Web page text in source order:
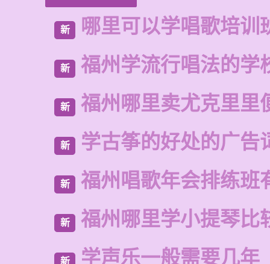
新 哪里可以学唱歌培训
新 福州学流行唱法的学
新 福州哪里卖尤克里里
新 学古筝的好处的广告
新 福州唱歌年会排练班
新 福州哪里学小提琴比
新 学声乐一般需要几年